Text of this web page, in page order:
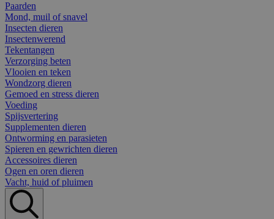
Paarden
Mond, muil of snavel
Insecten dieren
Insectenwerend
Tekentangen
Verzorging beten
Vlooien en teken
Wondzorg dieren
Gemoed en stress dieren
Voeding
Spijsvertering
Supplementen dieren
Ontworming en parasieten
Spieren en gewrichten dieren
Accessoires dieren
Ogen en oren dieren
Vacht, huid of pluimen